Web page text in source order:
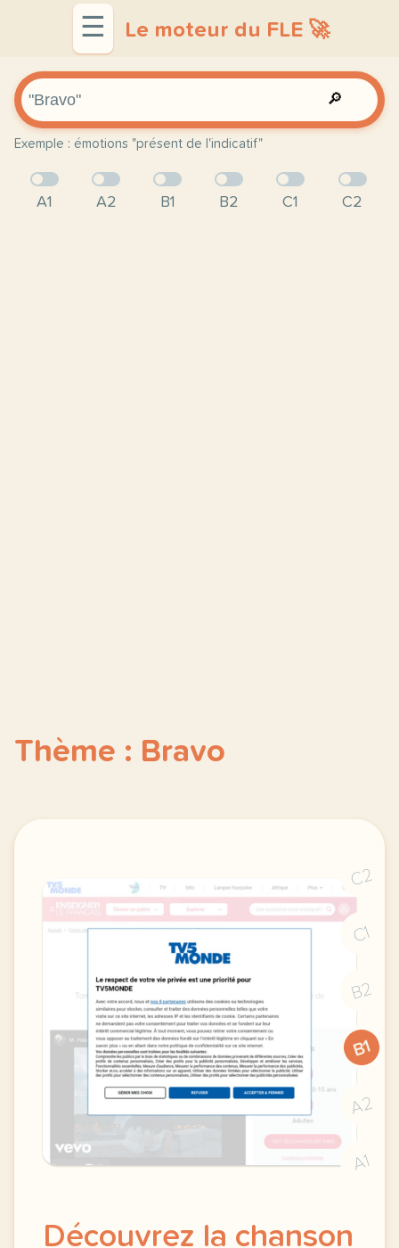
☰ Le moteur du FLE 🚀
🔎
Exemple : émotions "présent de l'indicatif"
A1 A2 B1 B2 C1 C2
Thème : Bravo
C2
C1
B2
B1
A2
A1
Découvrez la chanson